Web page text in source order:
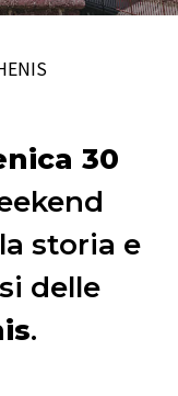
30
storia e
delle
.